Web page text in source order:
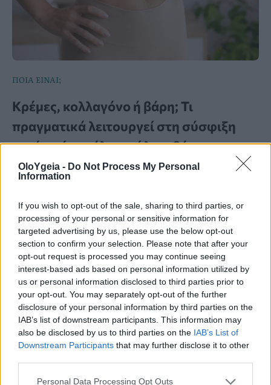
OloYgeia - Do Not Process My Personal
Information
If you wish to opt-out of the sale, sharing to third parties, or
processing of your personal or sensitive information for
targeted advertising by us, please use the below opt-out
section to confirm your selection. Please note that after your
opt-out request is processed you may continue seeing
interest-based ads based on personal information utilized by
us or personal information disclosed to third parties prior to
your opt-out. You may separately opt-out of the further
disclosure of your personal information by third parties on the
IAB’s list of downstream participants. This information may
also be disclosed by us to third parties on the IAB’s List of
Downstream Participants that may further disclose it to other
Personal Data Processing Opt Outs
ΠΟΙΑ ΕΙΝΑΙ;
Κρέμες, κολλαγόνο ή βάρη; Τι
πραγματικά λειτουργεί στη σύσφιξη
μετά από μεγάλη απώλεια βάρους
Χαλαρό δέρμα μετά την απώλεια βάρους; Τα
σύμφωνα με ειδικούς – Τι μπορείτε να κάνετε για
καλύτερα αποτελέσματα.